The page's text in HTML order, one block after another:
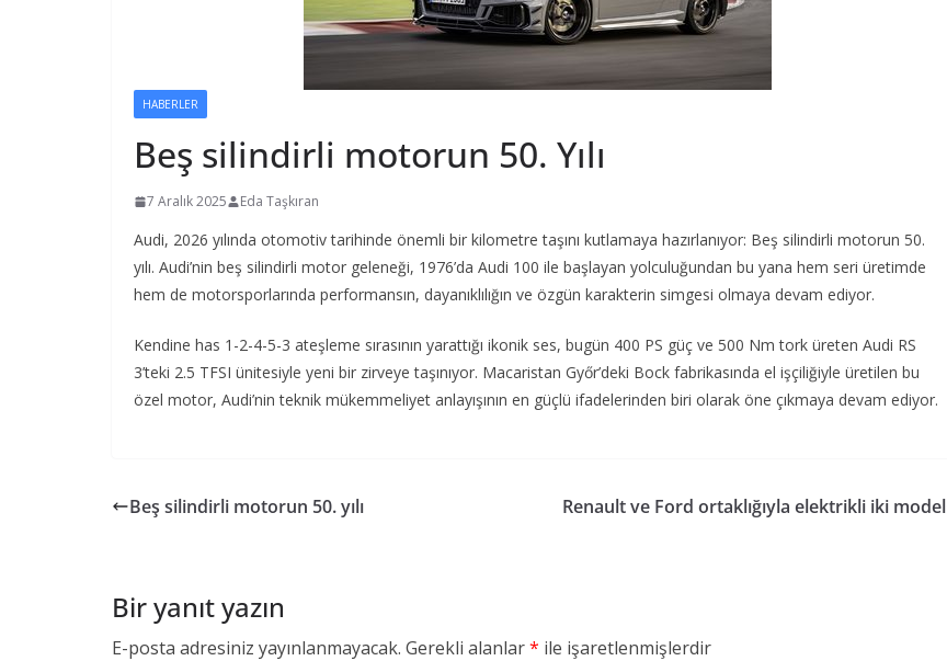
HABERLER
Beş silindirli motorun 50. Yılı
7 Aralık 2025 Eda Taşkıran
Audi, 2026 yılında otomotiv tarihinde önemli bir kilometre taşını kutlamaya hazırlanıyor: Beş silindirli motorun 50.
yılı. Audi’nin beş silindirli motor geleneği, 1976’da Audi 100 ile başlayan yolculuğundan bu yana hem seri üretimde
hem de motorsporlarında performansın, dayanıklılığın ve özgün karakterin simgesi olmaya devam ediyor.
Kendine has 1-2-4-5-3 ateşleme sırasının yarattığı ikonik ses, bugün 400 PS güç ve 500 Nm tork üreten Audi RS
3’teki 2.5 TFSI ünitesiyle yeni bir zirveye taşınıyor. Macaristan Győr’deki Bock fabrikasında el işçiliğiyle üretilen bu
özel motor, Audi’nin teknik mükemmeliyet anlayışının en güçlü ifadelerinden biri olarak öne çıkmaya devam ediyor.
Beş silindirli motorun 50. yılı Renault ve Ford ortaklığıyla elektrikli iki model
Bir yanıt yazın
E-posta adresiniz yayınlanmayacak. Gerekli alanlar* ile işaretlenmişlerdir